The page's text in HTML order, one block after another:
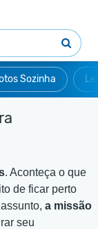
Sozinha
. Aconteça o que
de ficar perto
a missão
seu